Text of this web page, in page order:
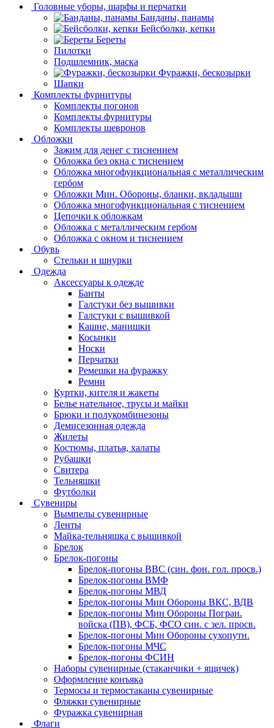
Головные уборы, шарфы и перчатки
Банданы, панамы
Бейсболки, кепки
Береты
Пилотки
Подшлемник, маска
Фуражки, бескозырки
Шапки
Комплекты фурнитуры
Комплекты погонов
Комплекты фурнитуры
Комплекты шевронов
Обложки
Зажим для денег с тиснением
Обложка без окна с тиснением
Обложка многофункциональная с металлическим
гербом
Обложки Мин. Обороны, бланки, вкладыши
Обложка многофункциональная с тиснением
Цепочки к обложкам
Обложка с металлическим гербом
Обложка с окном и тиснением
Обувь
Стельки и шнурки
Одежда
Аксессуары к одежде
Банты
Галстуки без вышивки
Галстуки с вышивкой
Кашне, манишки
Косынки
Носки
Перчатки
Ремешки на фуражку
Ремни
Куртки, кителя и жакеты
Белье нательное, трусы и майки
Брюки и полукомбинезоны
Демисезонная одежда
Жилеты
Костюмы, платья, халаты
Рубашки
Свитера
Тельняшки
Футболки
Сувениры
Вымпелы сувенирные
Ленты
Майка-тельняшка с вышивкой
Брелок
Брелок-погоны
Брелок-погоны ВВС (син. фон. гол. просв.)
Брелок-погоны ВМФ
Брелок-погоны МВД
Брелок-погоны Мин Обороны ВКС, ВДВ
Брелок-погоны Мин Обороны Погран.
войска (ПВ), ФСБ, ФСО син. с зел. просв.
Брелок-погоны Мин Обороны сухопутн.
Брелок-погоны МЧС
Брелок-погоны ФСИН
Наборы сувенирные (стаканчики + ящичек)
Оформление конъяка
Термосы и термостаканы сувенирные
Фляжки сувенирные
Фуражка сувенирная
Флаги